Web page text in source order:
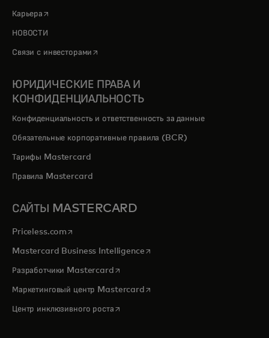
Карьера opens in a new tab
НОВОСТИ
Связи с инвесторами opens in a new tab
ЮРИДИЧЕСКИЕ ПРАВА И
КОНФИДЕНЦИАЛЬНОСТЬ
Конфиденциальность и ответственность за данные
Обязательные корпоративные правила (BCR)
Тарифы Mastercard
Правила Mastercard
САЙТЫ MASTERCARD
Priceless.com opens in a new tab
Mastercard Business Intelligenceopens in a new tab
Разработчики Mastercardopens in a new tab
Маркетинговый центр Mastercardopens in a new tab
Центр инклюзивного ростаopens in a new tab